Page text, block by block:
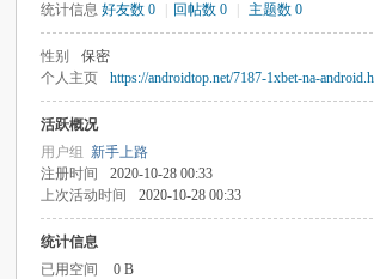
统计信息 好友数 0 回帖数 0 主题数 0
性别 保密
个人主页
https://androidtop.net/7187-1xbet-na-
活跃概况
用户组 新手上路
注册时间
2020-10-28 00:33
上次活动时间
2020-10-28 00:33
统计信息
已用空间
0 B